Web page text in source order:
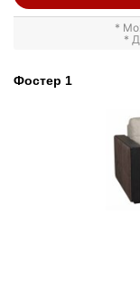
*
*
Фостер 1